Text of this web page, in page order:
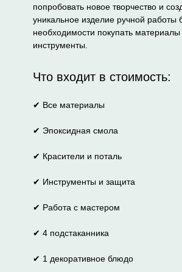
попробовать новое творчество и
уникальное изделие ручной работы
необходимости покупать материалы
инструменты.
Что входит в стоимость:
✔ Все материалы
✔ Эпоксидная смола
✔ Красители и поталь
✔ Инструменты и защита
✔ Работа с мастером
✔ 4 подстаканника
✔ 1 декоративное блюдо